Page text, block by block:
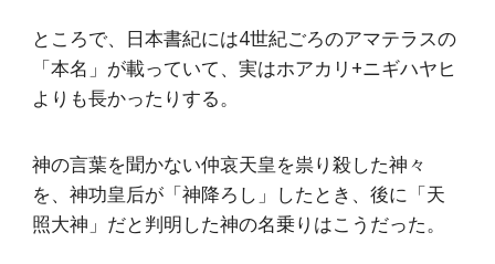
ところで、日本書紀には4世紀ごろのアマテラスの
「本名」が載っていて、実はホアカリ+ニギハヤヒ
よりも長かったりする。
神の言葉を聞かない仲哀天皇を祟り殺した神々
を、神功皇后が「神降ろし」したとき、後に「天
照大神」だと判明した神の名乗りはこうだった。